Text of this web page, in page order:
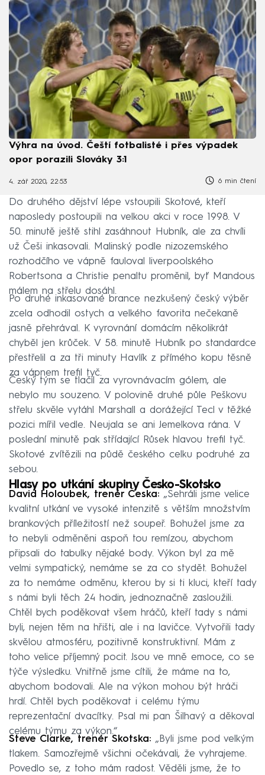
Výhra na úvod. Čeští fotbalisté i přes výpadek
opor porazili Slováky 3:1
4. zář 2020, 22:53 6 min čtení
Do druhého dějství lépe vstoupili Skotové, kteří
naposledy postoupili na velkou akci v roce 1998. V
50. minutě ještě stihl zasáhnout Hubník, ale za chvíli
už Češi inkasovali. Malinský podle nizozemského
rozhodčího ve vápně fauloval liverpoolského
Robertsona a Christie penaltu proměnil, byť Mandous
málem na střelu dosáhl.
Po druhé inkasované brance nezkušený český výběr
zcela odhodil ostych a velkého favorita nečekaně
jasně přehrával. K vyrovnání domácím několikrát
chyběl jen krůček. V 58. minutě Hubník po standardce
přestřelil a za tři minuty Havlík z přímého kopu těsně
za vápnem trefil tyč.
Český tým se tlačil za vyrovnávacím gólem, ale
nebylo mu souzeno. V polovině druhé půle Peškovu
střelu skvěle vytáhl Marshall a dorážející Tecl v těžké
pozici mířil vedle. Neujala se ani Jemelkova rána. V
poslední minutě pak střídající Růsek hlavou trefil tyč.
Skotové zvítězili na půdě českého celku podruhé za
sebou.
Hlasy po utkání skupiny Česko-Skotsko
David Holoubek, trenér Česka: „Sehráli jsme velice
kvalitní utkání ve vysoké intenzitě s větším množstvím
brankových příležitostí než soupeř. Bohužel jsme za
to nebyli odměněni aspoň tou remízou, abychom
připsali do tabulky nějaké body. Výkon byl za mě
velmi sympatický, nemáme se za co stydět. Bohužel
za to nemáme odměnu, kterou by si ti kluci, kteří tady
s námi byli těch 24 hodin, jednoznačně zasloužili.
Chtěl bych poděkovat všem hráčů, kteří tady s námi
byli, nejen těm na hřišti, ale i na lavičce. Vytvořili tady
skvělou atmosféru, pozitivně konstruktivní. Mám z
toho velice příjemný pocit. Jsou ve mně emoce, co se
týče výsledku. Vnitřně jsme cítili, že máme na to,
abychom bodovali. Ale na výkon mohou být hráči
hrdí. Chtěl bych poděkovat i celému týmu
reprezentační dvacítky. Psal mi pan Šilhavý a děkoval
celému týmu za výkon.“
Steve Clarke, trenér Skotska: „Byli jsme pod velkým
tlakem. Samozřejmě všichni očekávali, že vyhrajeme.
Povedlo se, z toho mám radost. Věděli jsme, že to